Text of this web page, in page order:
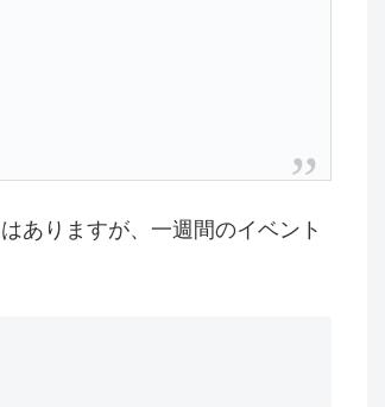
ありますが、一週間のイベント